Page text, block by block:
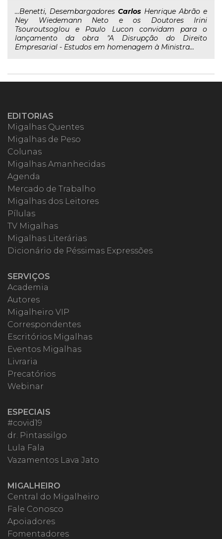
...Benetti, DesembargadoresCarlos Henrique Abrão e
Ney Wiedemann Neto e os Doutores Irini
Tsouroutsoglou e Paulo Lucon convidam para o
lançamento da obra "A Disrupção do Direito
Empresarial - Estudos em homenagem à Ministra...
EDITORIAS
Migalhas Quentes
Migalhas de Peso
Colunas
Migalhas Amanhecidas
Agenda
Mercado de Trabalho
Migalhas dos Leitores
Pílulas
TV Migalhas
Migalhas Literárias
Dicionário de Péssimas Expressões
SERVIÇOS
Academia
Autores
Migalheiro VIP
Correspondentes
Escritórios Migalhas
Eventos Migalhas
Livraria
Precatórios
Webinar
ESPECIAIS
#covid19
dr. Pintassilgo
Lula Fala
Vazamentos Lava Jato
MIGALHEIRO
Central do Migalheiro
Fale Conosco
Apoiadores
Fomentadores